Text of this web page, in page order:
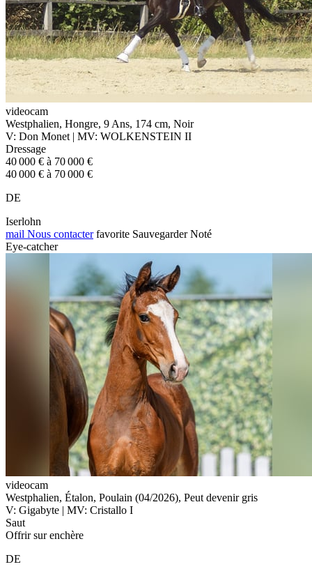
videocam
Westphalien, Hongre, 9 Ans, 174 cm, Noir
V: Don Monet | MV: WOLKENSTEIN II
Dressage
40 000 € à 70 000 €
40 000 € à 70 000 €
DE
Iserlohn
mail Nous contacter favorite Sauvegarder Noté
Eye-catcher
videocam
Westphalien, Étalon, Poulain (04/2026), Peut devenir gris
V: Gigabyte | MV: Cristallo I
Saut
Offrir sur enchère
DE